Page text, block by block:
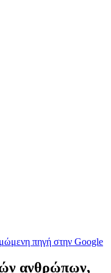
πηγή στην Google
ανθρώπων,